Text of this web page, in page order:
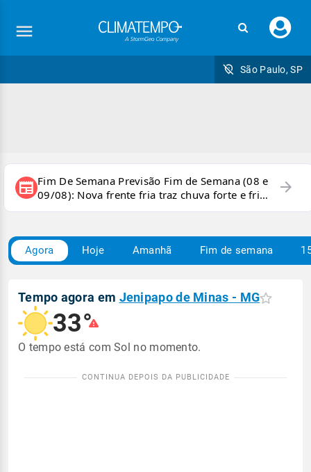
seu
São Paulo, SP
newspaper Fim De Semana Previsão Fim de Semana (08 e
09/08): Nova frente fria traz chuva forte e frio
para áreas do país
arrow_forward
Agora Hoje Amanhã Fim de semana
Tempo agora em Jenipapo de Minas - MG
33°
O tempo está com Sol no momento.